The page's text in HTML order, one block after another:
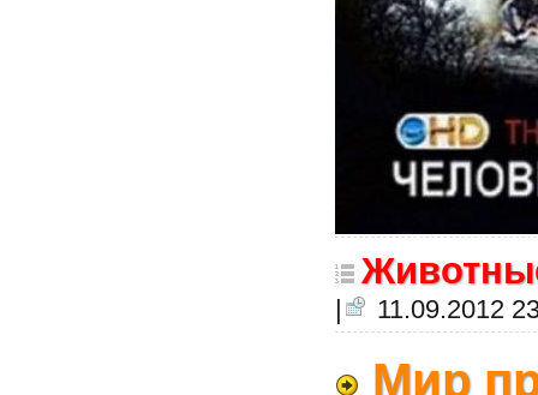
| 11.09.2012
Мир